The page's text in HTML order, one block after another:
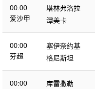
00:00
爱沙甲
塔林弗洛拉
潭美卡
00:00
芬超
塞伊奈约基
格尼斯坦
00:00
库雷撒勒